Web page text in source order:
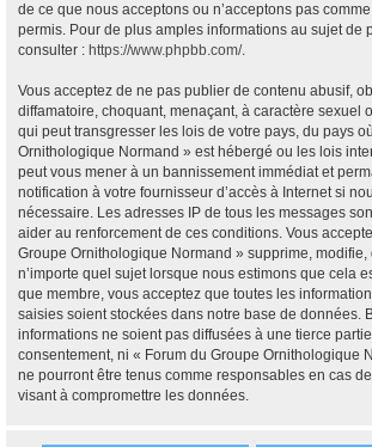
de ce que nous acceptons ou n’acceptons pas
permis. Pour de plus amples informations au sujet de
consulter : https://www.phpbb.com/.
Vous acceptez de ne pas publier de contenu abusif,
diffamatoire, choquant, menaçant, à caractère sexuel
qui peut transgresser les lois de votre pays, du pays
Ornithologique Normand » est hébergé ou les lois
peut vous mener à un bannissement immédiat et
notification à votre fournisseur d’accès à Internet si
nécessaire. Les adresses IP de tous les messages
aider au renforcement de ces conditions. Vous
Groupe Ornithologique Normand » supprime,
n’importe quel sujet lorsque nous estimons que cela
que membre, vous acceptez que toutes les
saisies soient stockées dans notre base de données.
informations ne soient pas diffusées à une tierce
consentement, ni « Forum du Groupe Ornithologique
ne pourront être tenus comme responsables en cas
visant à compromettre les données.